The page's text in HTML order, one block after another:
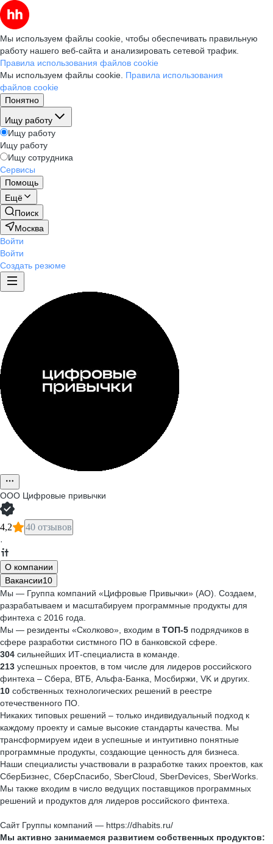
Мы используем файлы cookie, чтобы обеспечивать правильную
работу нашего веб-сайта и анализировать сетевой трафик.
Правила использования файлов cookie
Мы используем файлы cookie. Правила использования
файлов cookie
Понятно
Ищу работу
Ищу работу
Ищу работу
Ищу сотрудника
Сервисы
Помощь
Ещё
Поиск
Москва
Войти
Войти
Создать резюме
ООО Цифровые привычки
4,2 40 отзывов
·
О компании
Вакансии10
Мы — Группа компаний «Цифровые Привычки» (АО). Создаем,
разрабатываем и масштабируем программные продукты для
финтеха с 2016 года.
Мы — резиденты «Сколково», входим в ТОП-5 подрядчиков в
сфере разработки систмного ПО в банковской сфере.
304 сильнейших ИТ-специалиста в команде.
213 успешных проектов, в том числе для лидеров российского
финтеха – Сбера, ВТБ, Альфа-Банка, Мосбиржи, VK и других.
10 собственных технологических решений в реестре
отечественного ПО.
Никаких типовых решений – только индивидуальный подход к
каждому проекту и самые высокие стандарты качества. Мы
трансформируем идеи в успешные и интуитивно понятные
программные продукты, создающие ценность для бизнеса.
Наши специалисты участвовали в разработке таких проектов, как
СберБизнес, СберСпасибо, SberCloud, SberDevices, SberWorks.
Мы также входим в число ведущих поставщиков программных
решений и продуктов для лидеров российского финтеха.
Сайт Группы компаний — https://dhabits.ru/
Мы активно занимаемся развитием собственных продуктов: